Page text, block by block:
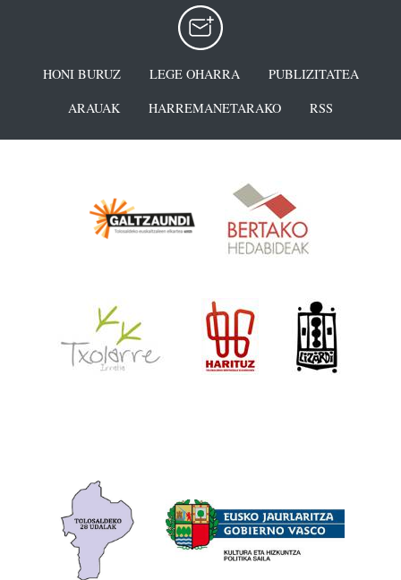
HONI BURUZ LEGE OHARRA
PUBLIZITATEA
ARAUAK
HARREMANETARAKO RSS